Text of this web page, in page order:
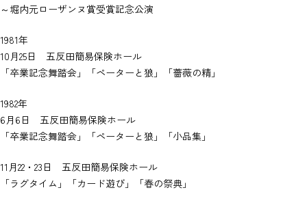
～堀内元ローザンヌ賞受賞記念公演
1981年
10月25日 五反田簡易保険ホール
「卒業記念舞踏会」「ペーターと狼」「薔薇の精」
1982年
6月6日 五反田簡易保険ホール
「卒業記念舞踏会」「ペーターと狼」「小品集」
11月22・23日 五反田簡易保険ホール
「ラグタイム」「カード遊び」「春の祭典」